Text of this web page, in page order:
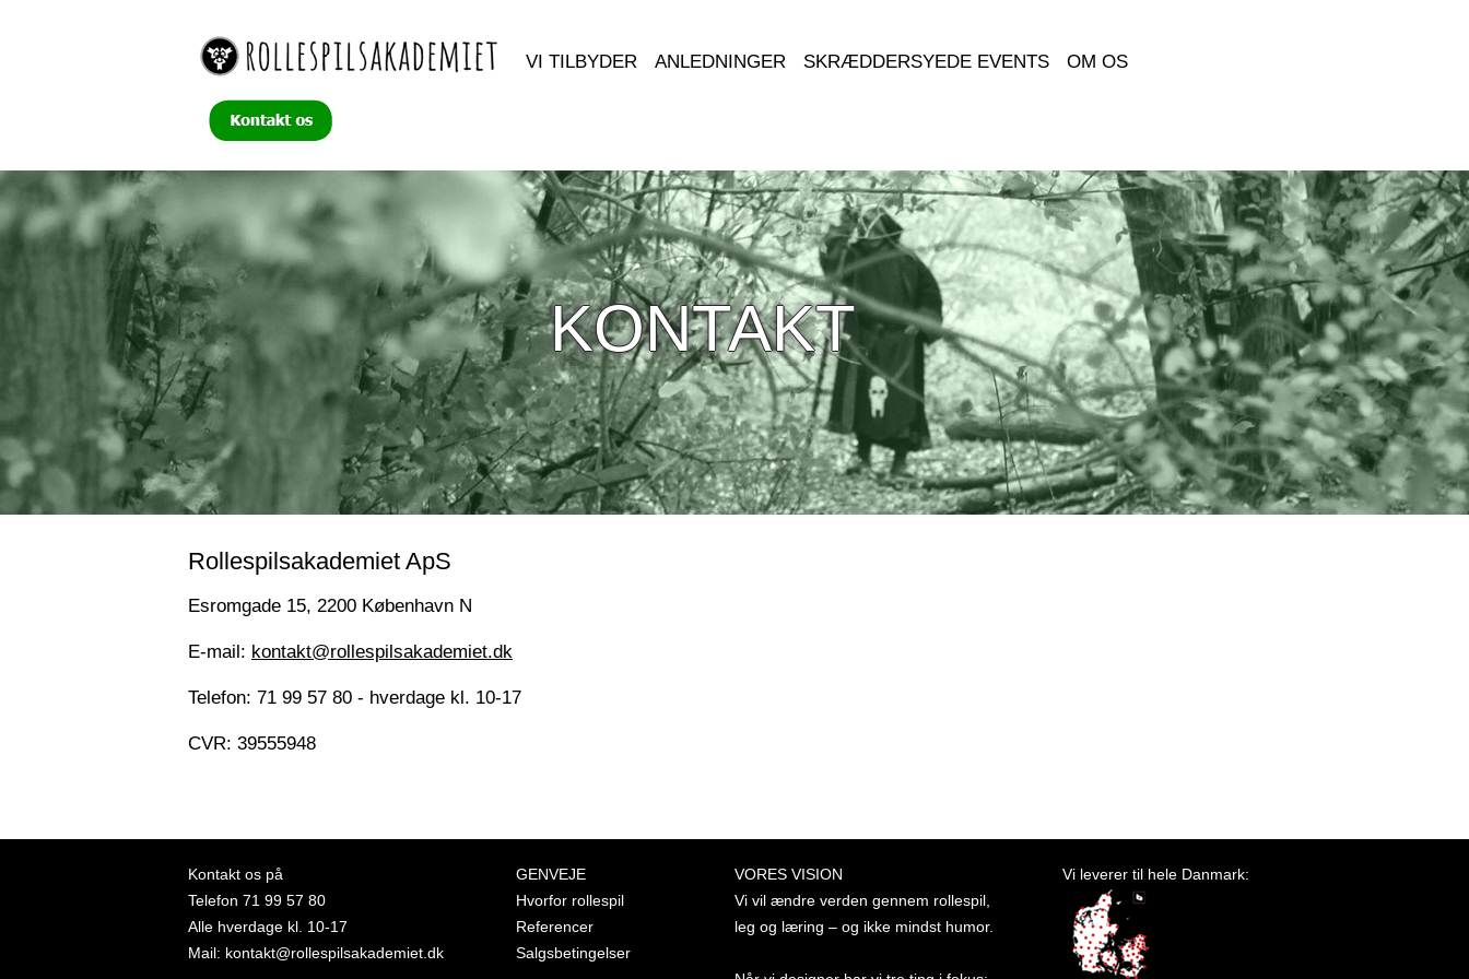
VI TILBYDER ANLEDNINGER SKRÆDDERSYEDE EVENTS OM OS
KONTAKT
Rollespilsakademiet ApS
Esromgade 15, 2200 København N
E-mail: kontakt@rollespilsakademiet.dk
Telefon: 71 99 57 80 - hverdage kl. 10-17
CVR: 39555948
Kontakt os på
Telefon 71 99 57 80
Alle hverdage kl. 10-17
Mail: kontakt@rollespilsakademiet.dk
GENVEJE
Hvorfor rollespil
Referencer
Salgsbetingelser
VORES VISION
Vi vil ændre verden gennem rollespil,
leg og læring – og ikke mindst humor.
Vi leverer til hele Danmark: